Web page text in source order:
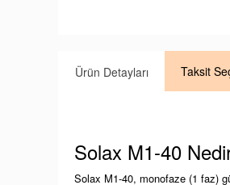
Ürün Detayları Taksit
Solax M1-40
Solax M1-40, monofaze (1 faz)